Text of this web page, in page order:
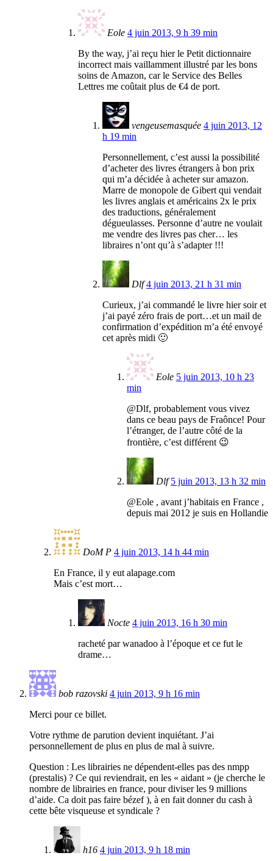
Eole 4 juin 2013, 9 h 39 min
By the way, j’ai reçu hier le Petit dictionnaire
incorrect mais vaillamment illustré par les bons
soins de Amazon, car le Service des Belles
Lettres me coûtait plus de €4 de port.
vengeusemasquée 4 juin 2013, 12
h 19 min
Personnellement, c’est aussi la possibilité
d’acheter des livres étrangers à bon prix
qui m’a décidée à acheter sur amazon.
Marre de monopole de Gibert qui vendait
les livres anglais et américains 2x le prix
des traductions, généralement
dégueulasses. Personne d’autre ne voulait
me vendre des livres pas cher… les
libraires n’ont qu’à s’adapter !!!
Dlf 4 juin 2013, 21 h 31 min
Curieux, j’ai commandé le livre hier soir et
j’ai payé zéro frais de port…et un mail de
confirmation d’expédition m’a été envoyé
cet après midi 🙂
Eole 5 juin 2013, 10 h 23
min
@Dlf, probablement vous vivez
dans ce beau pays de Fraônce! Pour
l’étranger, de l’autre côté de la
frontière, c’est différent 😉
Dlf 5 juin 2013, 13 h 32 min
@Eole , avant j’habitais en France ,
depuis mai 2012 je suis en Hollandie
DoM P 4 juin 2013, 14 h 44 min
En France, il y eut alapage.com
Mais c’est mort…
Nocte 4 juin 2013, 16 h 30 min
racheté par wanadoo à l’époque et ce fut le
drame…
bob razovski 4 juin 2013, 9 h 16 min
Merci pour ce billet.
Votre rythme de parution devient inquiétant. J’ai
personnellement de plus en plus de mal à suivre.
Question : Les librairies ne dépendent-elles pas des nmpp
(prestalis) ? Ce qui reviendrait, en les « aidant » (je cherche le
nombre de librairies en france, pour diviser les 9 millions
d’aide. Ca doit pas faire bézef ), à en fait donner du cash à
cette bête visqueuse et syndicale ?
h16 4 juin 2013, 9 h 18 min